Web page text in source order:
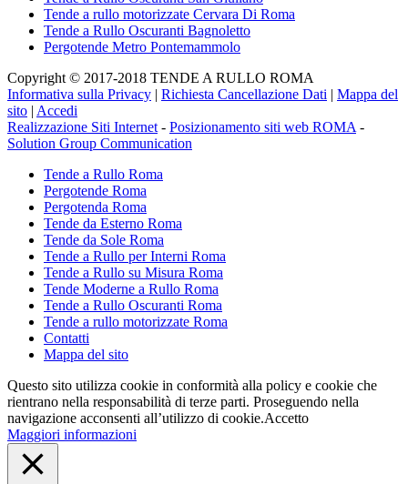
Tende a rullo motorizzate Cervara Di Roma
Tende a Rullo Oscuranti Bagnoletto
Pergotende Metro Pontemammolo
Copyright © 2017-2018 TENDE A RULLO ROMA
Informativa sulla Privacy
Richiesta Cancellazione Dati
Mappa del
sito Accedi
Realizzazione Siti Internet- Posizionamento siti web ROMA-
Solution Group Communication
Tende a Rullo Roma
Pergotende Roma
Pergotenda Roma
Tende da Esterno Roma
Tende da Sole Roma
Tende a Rullo per Interni Roma
Tende a Rullo su Misura Roma
Tende Moderne a Rullo Roma
Tende a Rullo Oscuranti Roma
Tende a rullo motorizzate Roma
Contatti
Mappa del sito
Questo sito utilizza cookie in conformità alla policy e cookie che
rientrano nella responsabilità di terze parti. Proseguendo nella
navigazione acconsenti all’utilizzo di cookie.Accetto
Maggiori informazioni